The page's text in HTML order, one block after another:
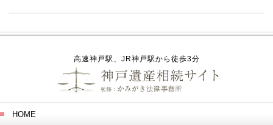
高速神戸駅、JR神戸駅から徒歩3分
HOME